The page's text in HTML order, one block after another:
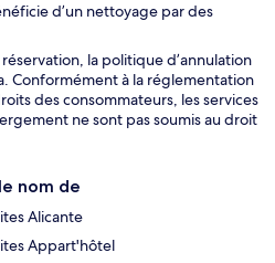
d’un nettoyage par des
la politique d’annulation
Conformément à la réglementation
des consommateurs, les services
ne sont pas soumis au droit
nom de
Alicante
Appart'hôtel